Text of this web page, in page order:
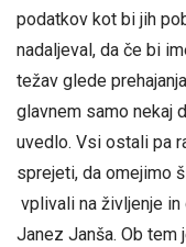
podatkov kot bi jih
nadaljeval, da če bi
težav glede
glavnem samo nekaj
uvedlo. Vsi ostali pa
sprejeti, da omejimo
vplivali na življenje
Janez Janša. Ob